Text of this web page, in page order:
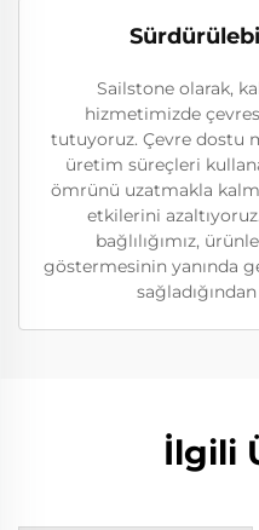
Sailstone olarak,
hizmetimizde
tutuyoruz. Çevre dostu
üretim süreçleri
ömrünü uzatmakla
etkilerini
bağlılığımız,
göstermesinin yanında
İlgili